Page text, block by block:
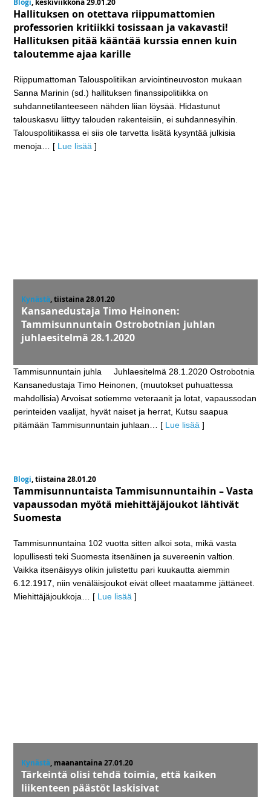
Blogi, keskiviikkona 29.01.20
Hallituksen on otettava riippumattomien
professorien kritiikki tosissaan ja vakavasti!
Hallituksen pitää kääntää kurssia ennen kuin
taloutemme ajaa karille
Riippumattoman Talouspolitiikan arviointineuvoston mukaan
Sanna Marinin (sd.) hallituksen finanssipolitiikka on
suhdannetilanteeseen nähden liian löysää. Hidastunut
talouskasvu liittyy talouden rakenteisiin, ei suhdannesyihin.
Talouspolitiikassa ei siis ole tarvetta lisätä kysyntää julkisia
menoja … [ Lue lisää ]
Kynästä, tiistaina 28.01.20
Kansanedustaja Timo Heinonen:
Tammisunnuntain Ostrobotnian juhlan
juhlaesitelmä 28.1.2020
Tammisunnuntain juhla Juhlaesitelmä 28.1.2020 Ostrobotnia
Kansanedustaja Timo Heinonen, (muutokset puhuattessa
mahdollisia) Arvoisat sotiemme veteraanit ja lotat, vapaussodan
perinteiden vaalijat, hyvät naiset ja herrat, Kutsu saapua
pitämään Tammisunnuntain juhlaan … [ Lue lisää ]
Blogi, tiistaina 28.01.20
Tammisunnuntaista Tammisunnuntaihin – Vasta
vapaussodan myötä miehittäjäjoukot lähtivät
Suomesta
Tammisunnuntaina 102 vuotta sitten alkoi sota, mikä vasta
lopullisesti teki Suomesta itsenäinen ja suvereenin valtion.
Vaikka itsenäisyys olikin julistettu pari kuukautta aiemmin
6.12.1917, niin venäläisjoukot eivät olleet maatamme jättäneet.
Miehittäjäjoukkoja … [ Lue lisää ]
Kynästä, maanantaina 27.01.20
Tärkeintä olisi tehdä toimia, että kaiken
liikenteen päästöt laskisivat